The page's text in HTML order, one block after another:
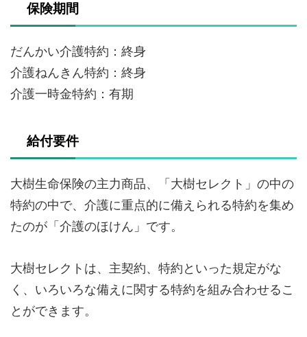
保険期間
だんかい介護特約：終身
介護ねんきん特約：終身
介護一時金特約：有期
給付要件
大樹生命保険の主力商品、「大樹セレクト」の中の
特約の中で、介護に重点的に備えられる特約を集め
たのが「介護のほけん」です。
大樹セレクトは、主契約、特約といった規定がな
く、いろいろな備えに関する特約を組み合わせるこ
とができます。